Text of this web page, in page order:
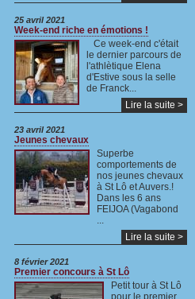
25 avril 2021
Week-end riche en émotions !
Ce week-end c'était
le dernier parcours de
l'athlètique Elena
d'Estive sous la selle
de Franck...
Lire la suite >
23 avril 2021
Jeunes chevaux
Superbe
comportements de
nos jeunes chevaux
à St Lô et Auvers.!
Dans les 6 ans
FEIJOA (Vagabond
...
Lire la suite >
8 février 2021
Premier concours à St Lô
Petit tour à St Lô
pour le premier